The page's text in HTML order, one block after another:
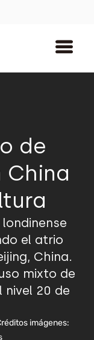
de
China
el atrio
China.
mixto de
nivel 20 de
imágenes: